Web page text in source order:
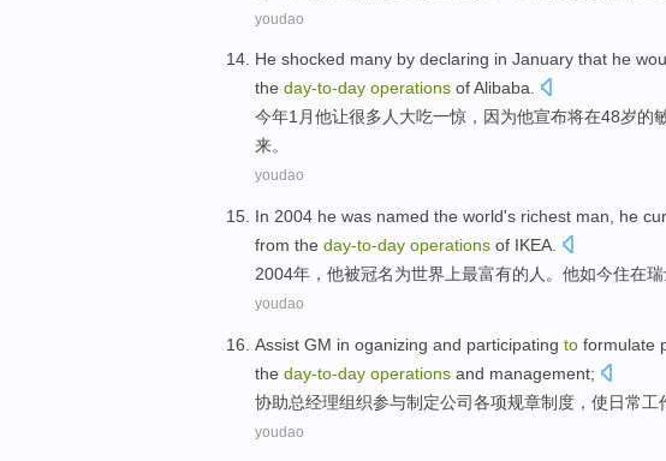
youdao
He shocked many by declaring in January that he
the day-to-day operations ofAlibaba.
今年1月他让很多人大吃一惊 ， 因为他宣布将在48岁的
来。
youdao
In 2004 he was named the world's richest man he
from the day-to-day operations of IKEA
2004年， 他被冠名为世界上最富有的 人 。他如今住在
youdao
Assist GM in oganizing and participating to formulate
the day-to-day operations and management;
协助总经理组织参与制定公司各项规章制度，使日常工
youdao